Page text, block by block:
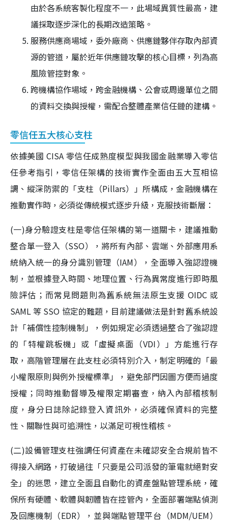
由於各系統客製化程度不一，此場域異質性最高，建
議採取逐步深化的長期改造策略。
服務供應商場域，委外廠商、供應鏈夥伴存取內部資
源的管道，屬於近年供應鏈攻擊的核心目標，列為高
風險管控對象。
跨機構協作場域，跨金融機構、公會或周邊單位之間
的資料交換與授權，需配合整體產業信任鏈的建構。
零信任五大核心支柱
依據美國 CISA 零信任成熟度模型與我國金融業導入零信
任參考指引，零信任架構的技術實作全面由五大互相協
調、縱深防禦的「支柱（Pillars）」所構成，金融機構在
推動實作時，必須從傳統模式逐步升級，克服技術斷層：
(一)身分驗證支柱是零信任架構的第一道關卡，建議推動
整合單一登入（SSO），將所有內部、雲端、外部應用系
統納入統一的身分識別管理（IAM），全面導入強認證機
制，並根據登入時間、地理位置、行為異常度進行即時風
險評估；而常見問題則為舊系統無法原生支援 OIDC 或
SAML 等 SSO 協定的難題，目前建議做法是針對舊系統設
計「補償性控制機制」，例如規定必須透過整合了強認證
的「特權跳板機」或「虛擬桌面（VDI）」方能進行存
取，高階管理層在此支柱必須特別介入，制定明確的「最
小權限原則與例外授權標準」，避免部門因圖方便而過度
授權；同時推動督導及權限定期審查，納入內部稽核制
度，身分日誌除記錄登入資訊外，必須確保資料的完整
性、關聯性與可追溯性，以滿足可視性稽核。
(二)設備管理支柱強調任何資產在未確認安全合規前皆不
得接入網路，打破過往「只要是公司派發的筆電就絕對安
全」的迷思，建立全面且自動化的資產盤點管理系統，確
保所有硬體、軟體與韌體皆在控管內，全面部署端點偵測
及回應機制（EDR），並與端點管理平台（MDM/UEM）